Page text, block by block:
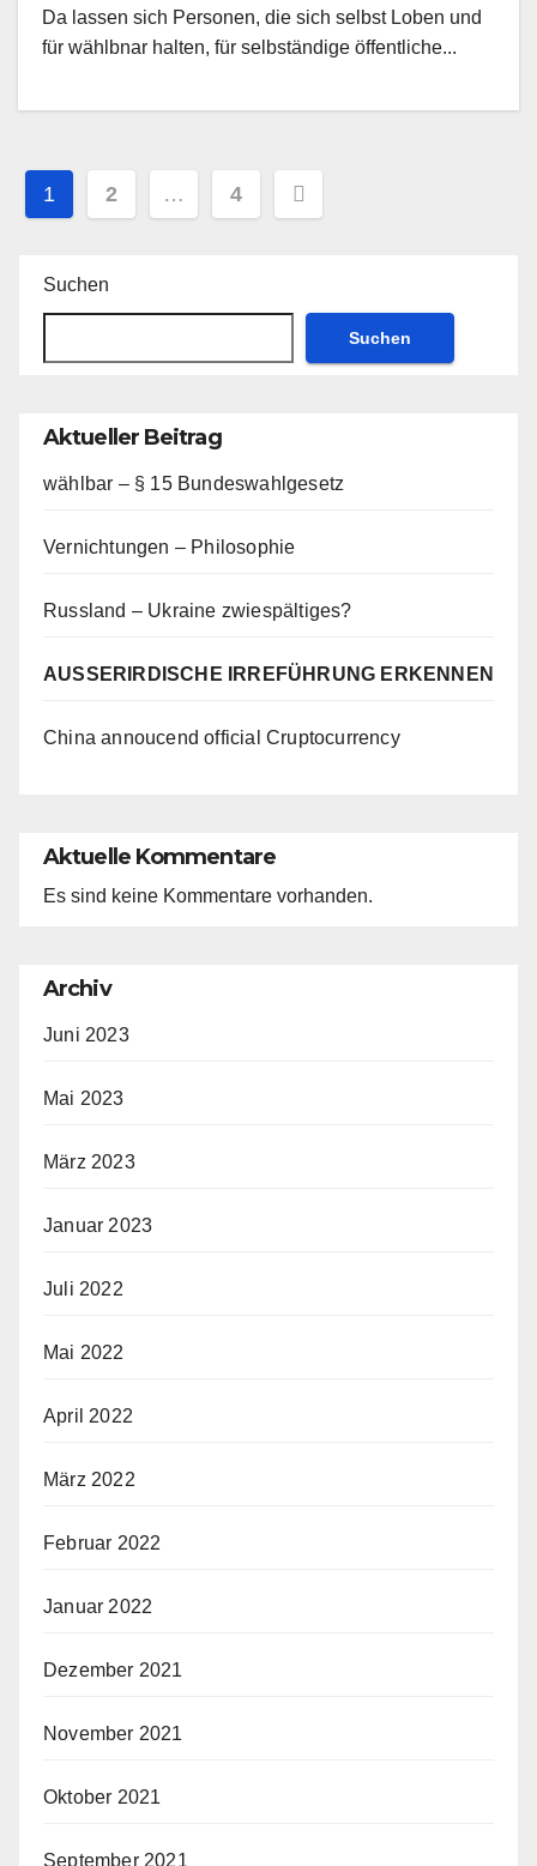
Da lassen sich Personen, die sich selbst Loben und
für wählbnar halten, für selbständige öffentliche...
Seitennummerierung
der
Beiträge
1 2 … 4
Suchen
Suchen
Aktueller Beitrag
wählbar – § 15 Bundeswahlgesetz
Vernichtungen – Philosophie
Russland – Ukraine zwiespältiges?
AUSSERIRDISCHE IRREFÜHRUNG ERKENNEN
China annoucend official Cruptocurrency
Aktuelle Kommentare
Es sind keine Kommentare vorhanden.
Archiv
Juni 2023
Mai 2023
März 2023
Januar 2023
Juli 2022
Mai 2022
April 2022
März 2022
Februar 2022
Januar 2022
Dezember 2021
November 2021
Oktober 2021
September 2021